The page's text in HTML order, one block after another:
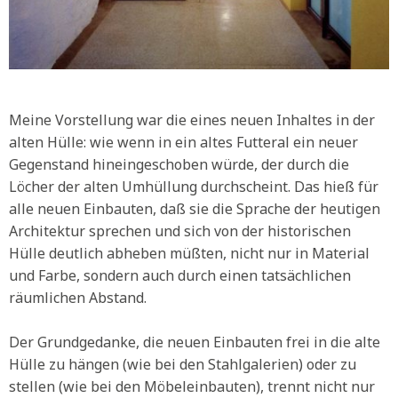
Meine Vorstellung war die eines neuen Inhaltes in der
alten Hülle: wie wenn in ein altes Futteral ein neuer
Gegenstand hineingeschoben würde, der durch die
Löcher der alten Umhüllung durchscheint. Das hieß für
alle neuen Einbauten, daß sie die Sprache der heutigen
Architektur sprechen und sich von der historischen
Hülle deutlich abheben müßten, nicht nur in Material
und Farbe, sondern auch durch einen tatsächlichen
räumlichen Abstand.
Der Grundgedanke, die neuen Einbauten frei in die alte
Hülle zu hängen (wie bei den Stahlgalerien) oder zu
stellen (wie bei den Möbeleinbauten), trennt nicht nur